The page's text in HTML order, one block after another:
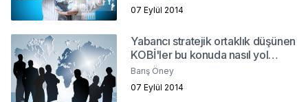
07 Eylül 2014
Yabancı stratejik ortaklık düşünen
KOBİ'ler bu konuda nasıl yol
alabilirler?
Barış Öney
07 Eylül 2014